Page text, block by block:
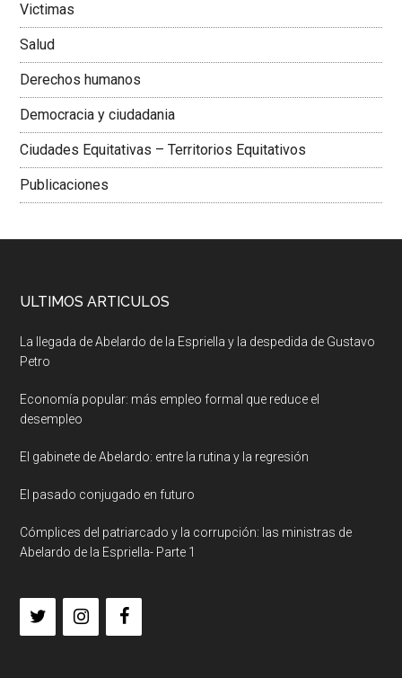
Victimas
Salud
Derechos humanos
Democracia y ciudadania
Ciudades Equitativas – Territorios Equitativos
Publicaciones
ULTIMOS ARTICULOS
La llegada de Abelardo de la Espriella y la despedida de Gustavo
Petro
Economía popular: más empleo formal que reduce el
desempleo
El gabinete de Abelardo: entre la rutina y la regresión
El pasado conjugado en futuro
Cómplices del patriarcado y la corrupción: las ministras de
Abelardo de la Espriella- Parte 1